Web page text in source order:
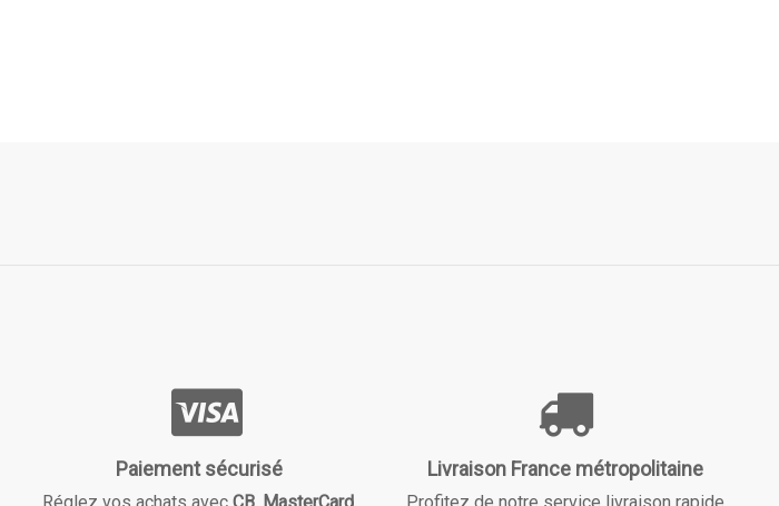
Paiement sécurisé Livraison France métropolitaine